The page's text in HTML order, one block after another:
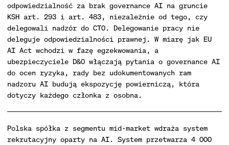
odpowiedzialność za brak governance AI na gruncie
KSH art. 293 i art. 483, niezależnie od tego, czy
delegowali nadzór do CTO. Delegowanie pracy nie
deleguje odpowiedzialności prawnej. W miarę jak EU
AI Act wchodzi w fazę egzekwowania, a
ubezpieczyciele D&O włączają pytania o governance AI
do ocen ryzyka, rady bez udokumentowanych ram
nadzoru AI budują ekspozycję powierniczą, która
dotyczy każdego członka z osobna.
Polska spółka z segmentu mid-market wdraża system
rekrutacyjny oparty na AI. System przetwarza 4 000